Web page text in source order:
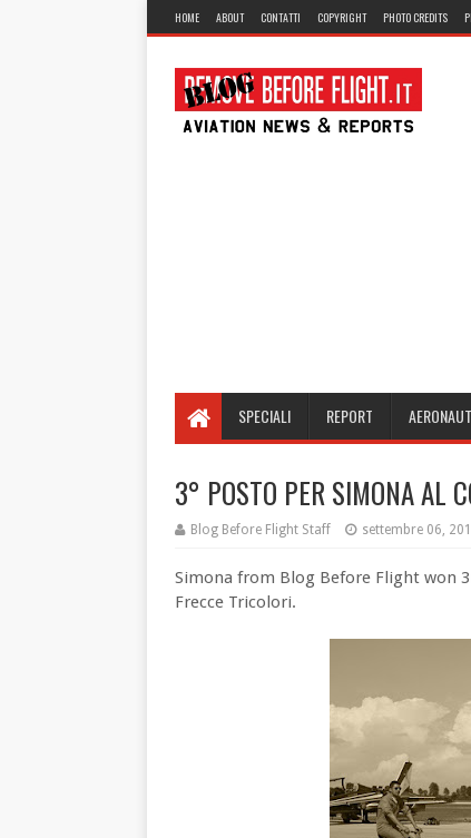
HOME ABOUT CONTATTI COPYRIGHT PHOTO CREDITS
SPECIALI REPORT
3° POSTO PER SIMONA AL
Blog Before Flight Staff settembre 06,
Simona from Blog Before Flight won
Frecce Tricolori.